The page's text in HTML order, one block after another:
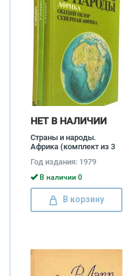
НЕТ В НАЛИЧИИ
Страны и народы.
Африка (комплект из 3
Год издания: 1979
В наличии 0
В корзину